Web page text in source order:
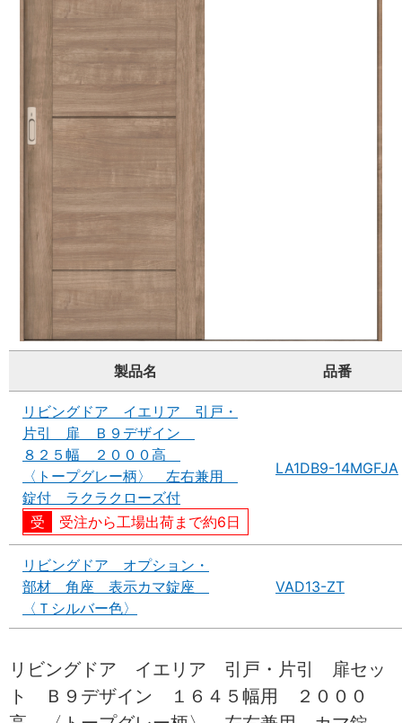
製品名 品番
リビングドア イエリア 引戸・
片引 扉 Ｂ９デザイン
８２５幅 ２０００高
〈トープグレー柄〉 左右兼用
錠付 ラクラクローズ付
受注から工場出荷まで約6日
LA1DB9-14MGFJA
リビングドア オプション・
部材 角座 表示カマ錠座
〈Ｔシルバー色〉
VAD13-ZT
リビングドア イエリア 引戸・片引 扉セッ
ト Ｂ９デザイン １６４５幅用 ２０００